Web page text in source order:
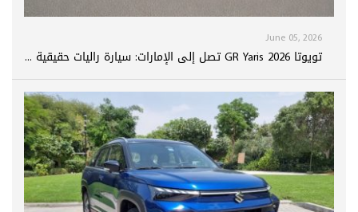
June 05, 2026
تويوتا GR Yaris 2026 تصل إلى الإمارات: سيارة راليات حقيقية ...